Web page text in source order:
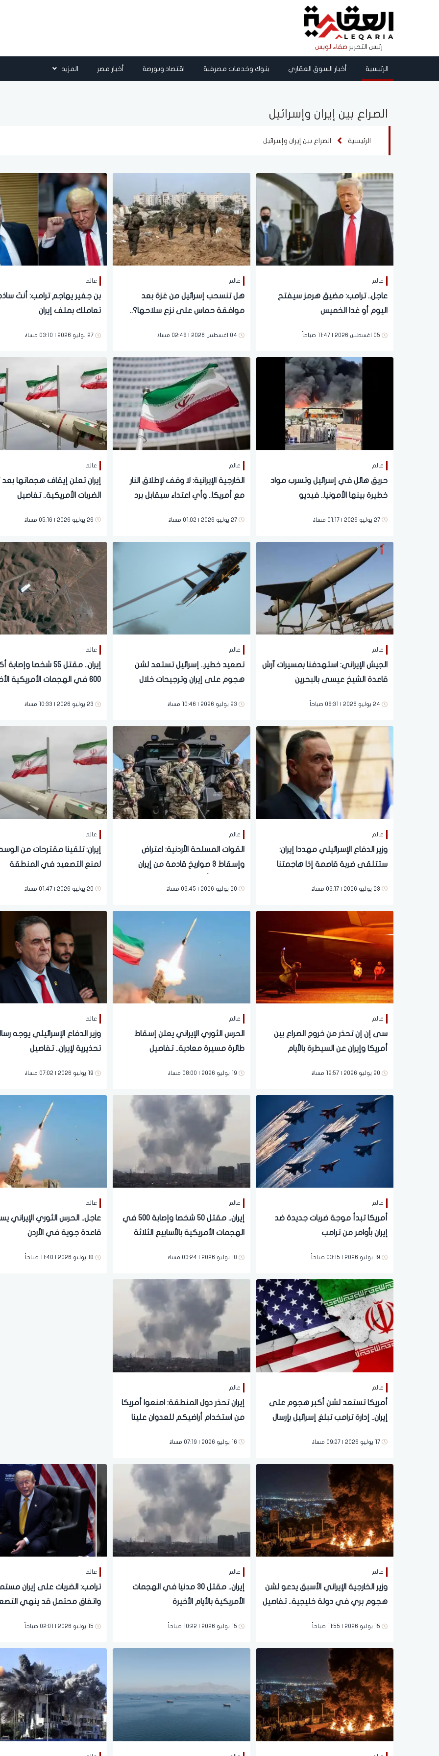
رئيس التحرير صفاء لويس
الرئيسية أخبار السوق العقاري بنوك وخدمات مصرفية اقتصاد وبورصة أخبار مصر المزيد
الصراع بين إيران وإسرائيل
الرئيسية الصراع بين إيران وإسرائيل
عالم
عاجل.. ترامب: مضيق هرمز سيفتح
اليوم أو غدا الخميس
05 اغسطس 2026 | 11:47 صباحاً
عالم
هل تنسحب إسرائيل من غزة بعد
موافقة حماس على نزع سلاحها؟..
04 اغسطس 2026 | 02:48 مساءً
عالم
بن جفير يهاجم ترامب: أنتَ
تعاملك بملف إيران
27 يوليو 2026 | 03:10 مساءً
عالم
حريق هائل في إسرائيل وتسرب مواد
خطيرة بينها الأمونيا.. فيديو
27 يوليو 2026 | 01:17 مساءً
عالم
الخارجية الإيرانية: لا وقف لإطلاق النار
مع أمريكا.. وأي اعتداء سيقابل برد
27 يوليو 2026 | 01:02 مساءً
عالم
إيران تعلن إيقاف هجماتها
الضربات الأمريكية.. تفاصيل
26 يوليو 2026 | 05:16 مساءً
عالم
الجيش الإيراني: استهدفنا بمسيرات آرش
قاعدة الشيخ عيسى بالبحرين
24 يوليو 2026 | 08:31 صباحاً
عالم
تصعيد خطير.. إسرائيل تستعد لشن
هجوم على إيران وترجيحات خلال
23 يوليو 2026 | 10:46 مساءً
عالم
إيران.. مقتل 55 شخصا
600 في الهجمات الأمريكية الأخيرة
23 يوليو 2026 | 10:33 مساءً
عالم
وزير الدفاع الإسرائيلي مهددا إيران:
ستتلقى ضربة قاصمة إذا هاجمتنا
23 يوليو 2026 | 09:17 مساءً
عالم
القوات المسلحة الأردنية: اعتراض
وإسقاط 3 صواريخ قادمة من إيران
20 يوليو 2026 | 09:45 مساءً
عالم
إيران: تلقينا مقترحات من
لمنع التصعيد في المنطقة
20 يوليو 2026 | 01:47 مساءً
عالم
سى إن إن تحذر من خروج الصراع بين
أمريكا وإيران عن السيطرة بالأيام
20 يوليو 2026 | 12:57 مساءً
عالم
الحرس الثوري الإيراني يعلن إسقاط
طائرة مسيرة معادية.. تفاصيل
19 يوليو 2026 | 08:00 مساءً
عالم
وزير الدفاع الإسرائيلي يوجه
تحذيرية لإيران.. تفاصيل
19 يوليو 2026 | 07:02 مساءً
عالم
أمريكا تبدأ موجة ضربات جديدة ضد
إيران بأوامر من ترامب
19 يوليو 2026 | 03:15 صباحاً
عالم
إيران.. مقتل 50 شخصا وإصابة 500 في
الهجمات الأمريكية بالأسابيع الثلاثة
18 يوليو 2026 | 03:24 مساءً
عالم
عاجل.. الحرس الثوري الإيراني
قاعدة جوية في الأردن
18 يوليو 2026 | 11:40 صباحاً
عالم
أمريكا تستعد لشن أكبر هجوم على
إيران.. إدارة ترامب تبلغ إسرائيل بإرسال
17 يوليو 2026 | 09:27 مساءً
عالم
إيران تحذر دول المنطقة: امنعوا أمريكا
من استخدام أراضيكم للعدوان علينا
16 يوليو 2026 | 07:19 مساءً
عالم
وزير الخارجية الإيراني الأسبق يدعو لشن
هجوم بري في دولة خليجية.. تفاصيل
15 يوليو 2026 | 11:55 صباحاً
عالم
إيران.. مقتل 30 مدنيا في الهجمات
الأمريكية بالأيام الأخيرة
15 يوليو 2026 | 10:22 صباحاً
عالم
ترامب: الضربات على إيران
واتفاق محتمل قد ينهي
15 يوليو 2026 | 02:01 صباحاً